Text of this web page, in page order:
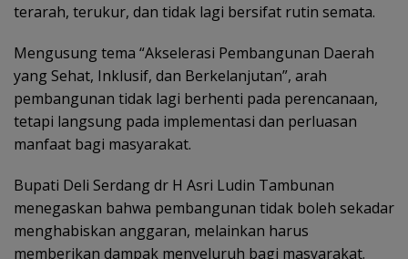
terarah, terukur, dan tidak lagi bersifat rutin semata.
Mengusung tema “Akselerasi Pembangunan Daerah
yang Sehat, Inklusif, dan Berkelanjutan”, arah
pembangunan tidak lagi berhenti pada perencanaan,
tetapi langsung pada implementasi dan perluasan
manfaat bagi masyarakat.
Bupati Deli Serdang dr H Asri Ludin Tambunan
menegaskan bahwa pembangunan tidak boleh sekadar
menghabiskan anggaran, melainkan harus
memberikan dampak menyeluruh bagi masyarakat.